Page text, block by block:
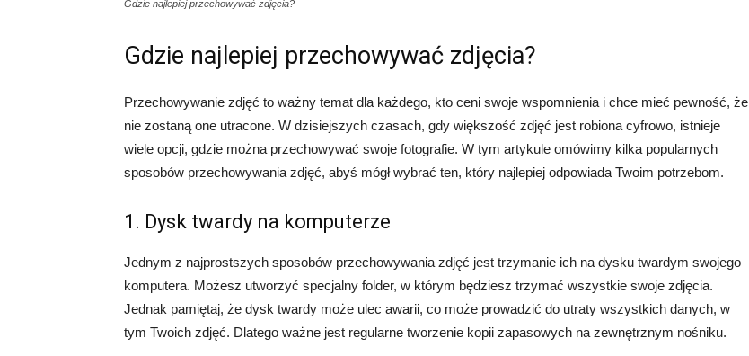
Gdzie najlepiej przechowywać zdjęcia?
Gdzie najlepiej przechowywać zdjęcia?
Przechowywanie zdjęć to ważny temat dla każdego, kto ceni swoje wspomnienia i chce mieć pewność, że
nie zostaną one utracone. W dzisiejszych czasach, gdy większość zdjęć jest robiona cyfrowo, istnieje
wiele opcji, gdzie można przechowywać swoje fotografie. W tym artykule omówimy kilka popularnych
sposobów przechowywania zdjęć, abyś mógł wybrać ten, który najlepiej odpowiada Twoim potrzebom.
1. Dysk twardy na komputerze
Jednym z najprostszych sposobów przechowywania zdjęć jest trzymanie ich na dysku twardym swojego
komputera. Możesz utworzyć specjalny folder, w którym będziesz trzymać wszystkie swoje zdjęcia.
Jednak pamiętaj, że dysk twardy może ulec awarii, co może prowadzić do utraty wszystkich danych, w
tym Twoich zdjęć. Dlatego ważne jest regularne tworzenie kopii zapasowych na zewnętrznym nośniku.